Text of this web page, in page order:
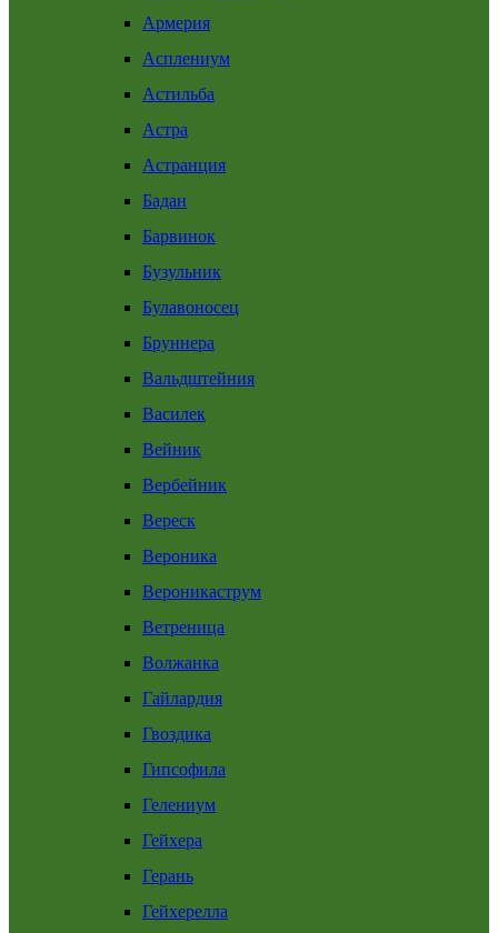
Армерия
Асплениум
Астильба
Астра
Астранция
Бадан
Барвинок
Бузульник
Булавоносец
Бруннера
Вальдштейния
Василек
Вейник
Вербейник
Вереск
Вероника
Вероникаструм
Ветреница
Волжанка
Гайлардия
Гвоздика
Гипсофила
Гелениум
Гейхера
Герань
Гейхерелла